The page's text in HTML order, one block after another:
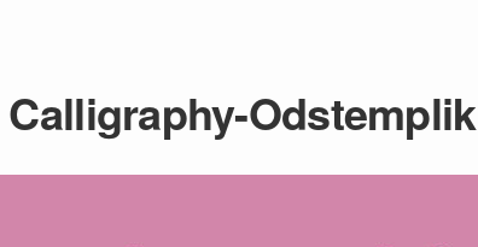
Calligraphy-Odstemplik